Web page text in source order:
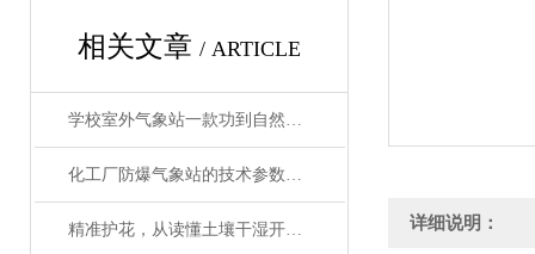
相关文章 / ARTICLE
学校室外气象站一款功到自然成的学校室外气象站#2024已更新
化工厂防爆气象站的技术参数介绍@万象环境@降温资讯
精准护花，从读懂土壤干湿开始——花卉土壤干湿检测仪使用指南 详细说明：